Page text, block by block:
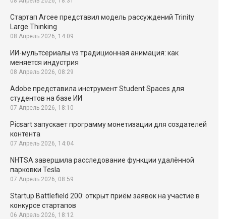
Стартап Arcee представил модель рассуждений Trinity
Large Thinking
08 Апрель 2026, 14:09
ИИ-мультсериалы vs традиционная анимация: как
меняется индустрия
08 Апрель 2026, 08:29
Adobe представила инструмент Student Spaces для
студентов на базе ИИ
07 Апрель 2026, 18:10
Picsart запускает программу монетизации для создателей
контента
07 Апрель 2026, 14:04
NHTSA завершила расследование функции удалённой
парковки Tesla
07 Апрель 2026, 08:59
Startup Battlefield 200: открыт приём заявок на участие в
конкурсе стартапов
06 Апрель 2026, 18:12